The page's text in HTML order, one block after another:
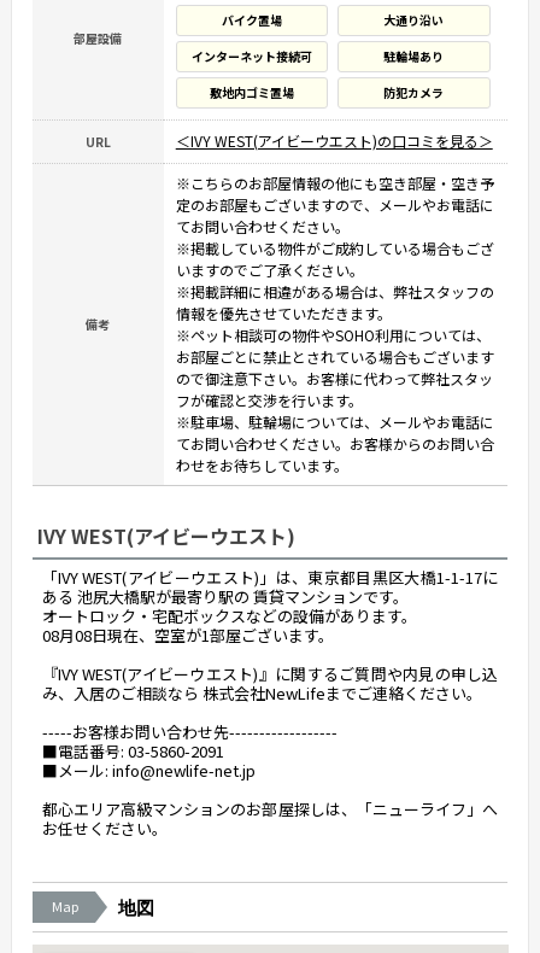
部屋設備
バイク置場
大通り沿い
インターネット接続可
駐輪場あり
敷地内ゴミ置場
防犯カメラ
URL ＜IVY WEST(アイビーウエスト)の口コミを見る＞
備考
※こちらのお部屋情報の他にも空き部屋・空き予
定のお部屋もございますので、メールやお電話に
てお問い合わせください。
※掲載している物件がご成約している場合もござ
いますのでご了承ください。
※掲載詳細に相違がある場合は、弊社スタッフの
情報を優先させていただきます。
※ペット相談可の物件やSOHO利用については、
お部屋ごとに禁止とされている場合もございます
ので御注意下さい。お客様に代わって弊社スタッ
フが確認と交渉を行います。
※駐車場、駐輪場については、メールやお電話に
てお問い合わせください。お客様からのお問い合
わせをお待ちしています。
IVY WEST(アイビーウエスト)
「IVY WEST(アイビーウエスト)」は、東京都目黒区大橋1-1-17に
ある 池尻大橋駅が最寄り駅の 賃貸マンションです。
オートロック・宅配ボックスなどの設備があります。
08月08日現在、空室が1部屋ございます。
『IVY WEST(アイビーウエスト)』に関するご質問や内見の申し込
み、入居のご相談なら 株式会社NewLifeまでご連絡ください。
-----お客様お問い合わせ先------------------
■電話番号: 03-5860-2091
■メール: info@newlife-net.jp
都心エリア高級マンションのお部屋探しは、「ニューライフ」へ
お任せください。
Map 地図